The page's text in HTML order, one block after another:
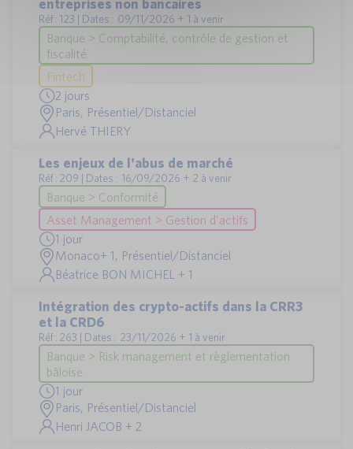
entreprises non bancaires
Réf : 123 | Dates : 09/11/2026 + 1 à venir
Banque > Comptabilité, contrôle de gestion et
fiscalité
Fintech
2 jours
Paris, Présentiel/Distanciel
Hervé THIERY
Les enjeux de l'abus de marché
Réf : 209 | Dates : 16/09/2026 + 2 à venir
Banque > Conformité
Asset Management > Gestion d'actifs
1 jour
Monaco+ 1, Présentiel/Distanciel
Béatrice BON MICHEL + 1
Intégration des crypto-actifs dans la CRR3
et la CRD6
Réf : 263 | Dates : 23/11/2026 + 1 à venir
Banque > Risk management et règlementation
bâloise
1 jour
Paris, Présentiel/Distanciel
Henri JACOB + 2